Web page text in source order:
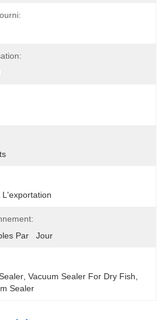
L'exportation
Par   Jour
Vacuum Sealer For Dry Fish
Sealer